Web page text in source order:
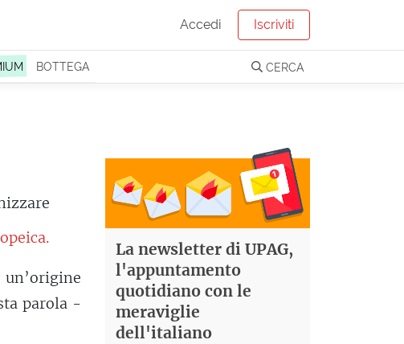
Accedi Iscriviti
BOTTEGA CERCA
parola -
La newsletter di UPAG,
l'appuntamento
quotidiano con le
meraviglie
dell'italiano